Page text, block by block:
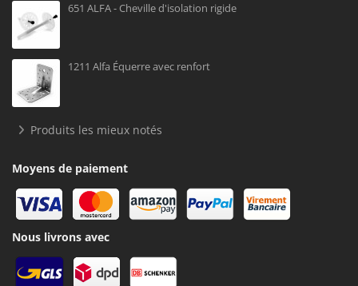
651 ALFA - Cheville d'isolation rigide
1211 Alfa Équerre avec renfort
Produits les mieux notés
Moyens de paiement
Nous livrons avec